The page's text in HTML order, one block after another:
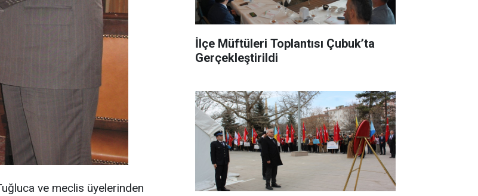
ve meclis üyelerinden
İlçe Müftüleri Toplantısı Çubuk’ta
Gerçekleştirildi